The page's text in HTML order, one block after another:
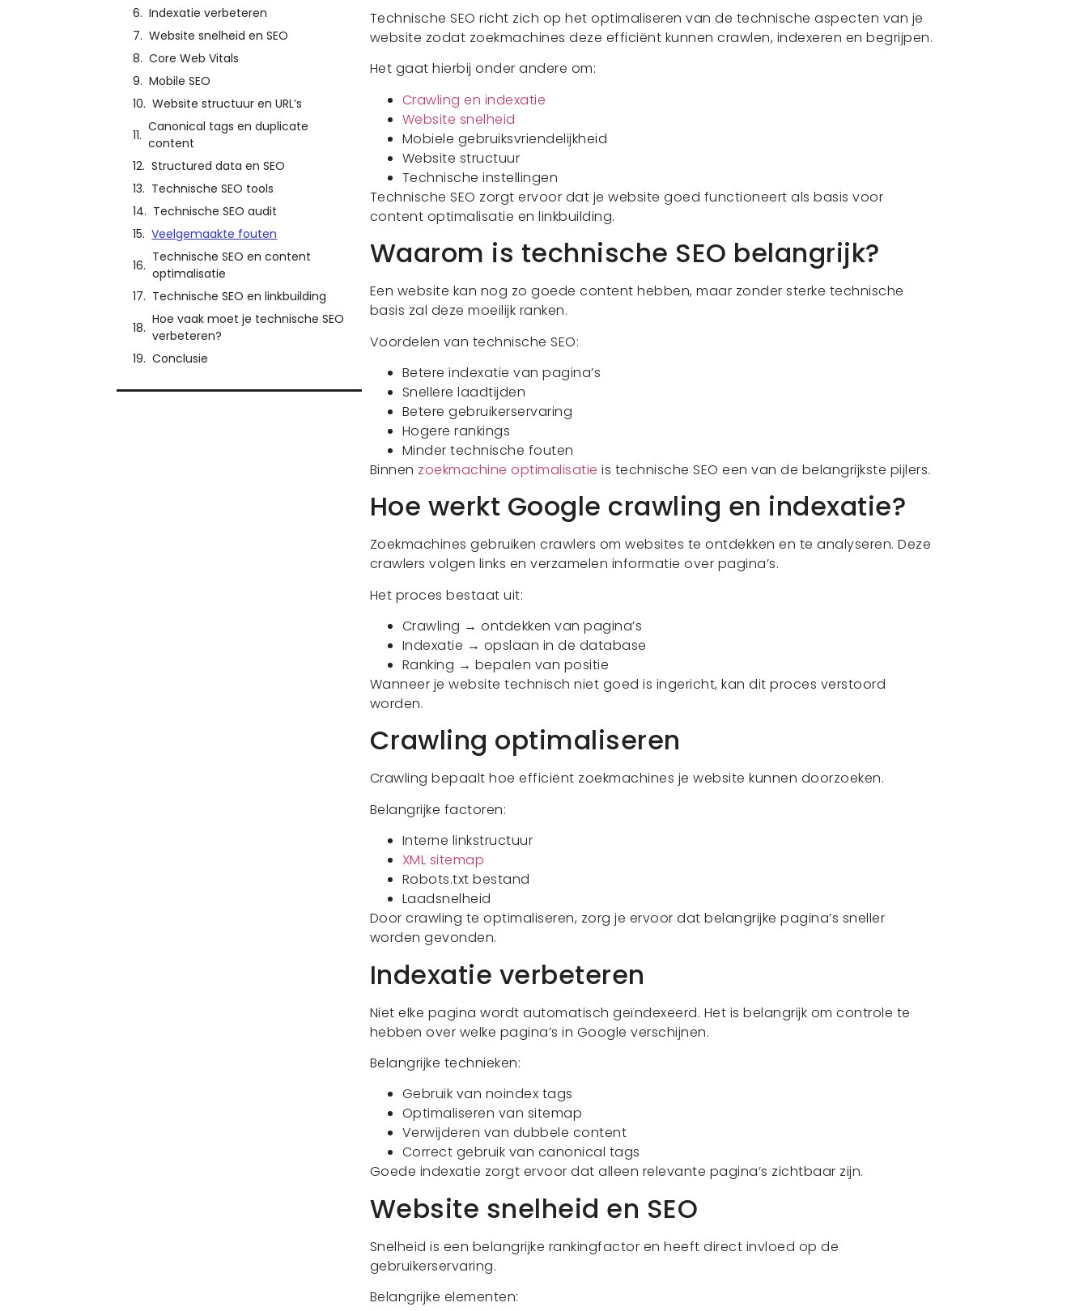
Indexatie verbeteren
Website snelheid en SEO
Core Web Vitals
Mobile SEO
Website structuur en URL’s
Canonical tags en duplicate
content
Structured data en SEO
Technische SEO tools
Technische SEO audit
Veelgemaakte fouten
Technische SEO en content
optimalisatie
Technische SEO en linkbuilding
Hoe vaak moet je technische SEO
verbeteren?
Conclusie
Technische SEO richt zich op het optimaliseren van de technische aspecten van je
website zodat zoekmachines deze efficiënt kunnen crawlen, indexeren en begrijpen.
Het gaat hierbij onder andere om:
Crawling en indexatie
Website snelheid
Mobiele gebruiksvriendelijkheid
Website structuur
Technische instellingen
Technische SEO zorgt ervoor dat je website goed functioneert als basis voor
content optimalisatie en linkbuilding.
Waarom is technische SEO belangrijk?
Een website kan nog zo goede content hebben, maar zonder sterke technische
basis zal deze moeilijk ranken.
Voordelen van technische SEO:
Betere indexatie van pagina’s
Snellere laadtijden
Betere gebruikerservaring
Hogere rankings
Minder technische fouten
Binnen zoekmachine optimalisatie is technische SEO een van de belangrijkste pijlers.
Hoe werkt Google crawling en indexatie?
Zoekmachines gebruiken crawlers om websites te ontdekken en te analyseren. Deze
crawlers volgen links en verzamelen informatie over pagina’s.
Het proces bestaat uit:
Crawling → ontdekken van pagina’s
Indexatie → opslaan in de database
Ranking → bepalen van positie
Wanneer je website technisch niet goed is ingericht, kan dit proces verstoord
worden.
Crawling optimaliseren
Crawling bepaalt hoe efficiënt zoekmachines je website kunnen doorzoeken.
Belangrijke factoren:
Interne linkstructuur
XML sitemap
Robots.txt bestand
Laadsnelheid
Door crawling te optimaliseren, zorg je ervoor dat belangrijke pagina’s sneller
worden gevonden.
Indexatie verbeteren
Niet elke pagina wordt automatisch geïndexeerd. Het is belangrijk om controle te
hebben over welke pagina’s in Google verschijnen.
Belangrijke technieken:
Gebruik van noindex tags
Optimaliseren van sitemap
Verwijderen van dubbele content
Correct gebruik van canonical tags
Goede indexatie zorgt ervoor dat alleen relevante pagina’s zichtbaar zijn.
Website snelheid en SEO
Snelheid is een belangrijke rankingfactor en heeft direct invloed op de
gebruikerservaring.
Belangrijke elementen: